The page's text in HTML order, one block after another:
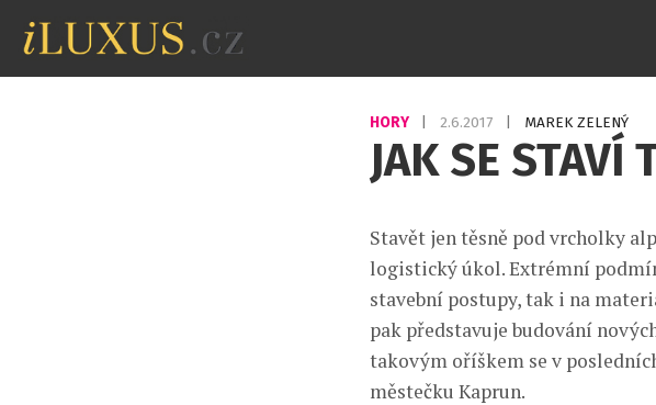
HORY 2.6.2017 MAREK ZELENÝ
JAK SE STAVÍ
Stavět jen těsně pod vrcholky
logistický úkol. Extrémní
stavební postupy, tak i na
pak představuje budování
takovým oříškem se v
městečku Kaprun.